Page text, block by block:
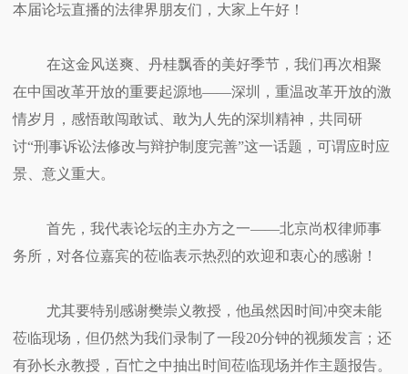
本届论坛直播的法律界朋友们，大家上午好！
在这金风送爽、丹桂飘香的美好季节，我们再次相聚
在中国改革开放的重要起源地——深圳，重温改革开放的激
情岁月，感悟敢闯敢试、敢为人先的深圳精神，共同研
讨“刑事诉讼法修改与辩护制度完善”这一话题，可谓应时应
景、意义重大。
首先，我代表论坛的主办方之一——北京尚权律师事
务所，对各位嘉宾的莅临表示热烈的欢迎和衷心的感谢！
尤其要特别感谢樊崇义教授，他虽然因时间冲突未能
莅临现场，但仍然为我们录制了一段20分钟的视频发言；还
有孙长永教授，百忙之中抽出时间莅临现场并作主题报告。